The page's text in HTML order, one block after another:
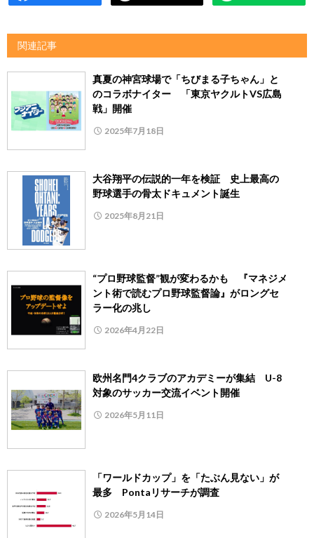
関連記事
真夏の神宮球場で「ちびまる子ちゃん」と
のコラボナイター 「東京ヤクルトVS広島
戦」開催
2025年7月18日
大谷翔平の伝説的一年を検証 史上最高の
野球選手の骨太ドキュメント誕生
2025年8月21日
“プロ野球監督”観が変わるかも 『マネジメ
ント術で読むプロ野球監督論』がロングセ
ラー化の兆し
2026年4月22日
欧州名門4クラブのアカデミーが集結 U-8
対象のサッカー交流イベント開催
2026年5月11日
「ワールドカップ」を「たぶん見ない」が
最多 Pontaリサーチが調査
2026年5月14日